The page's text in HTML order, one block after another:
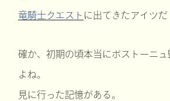
竜騎士クエスト に出てきたアイツだ
確か、初期の頃本当にボストーニ
よね。
見に行った記憶がある。